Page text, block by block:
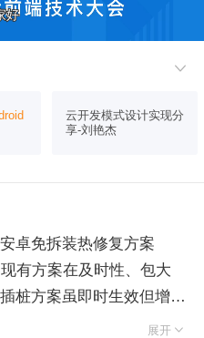
好
好

云开发模式设计实现分
享-刘艳杰
卓免拆装热修复方案
有方案在及时性、包大
桩方案虽即时生效但增大
重编译方案功能强大但需
展开 